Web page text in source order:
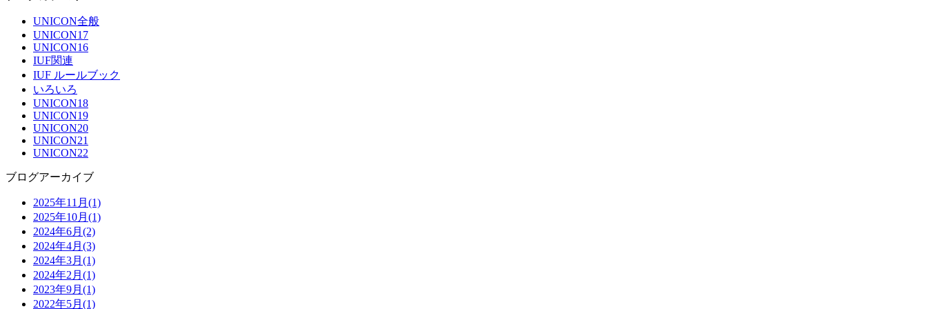
UNICON全般
UNICON17
UNICON16
IUF関連
IUF ルールブック
いろいろ
UNICON18
UNICON19
UNICON20
UNICON21
UNICON22
ブログアーカイブ
2025年11月(1)
2025年10月(1)
2024年6月(2)
2024年4月(3)
2024年3月(1)
2024年2月(1)
2023年9月(1)
2022年5月(1)